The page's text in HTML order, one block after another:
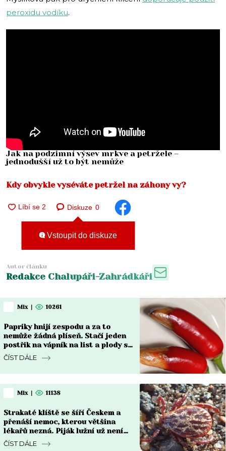
peroxidu vodíku.
Jak na podzimní výsev mrkve a petržele –
jednodušší už to být nemůže
Kdy obvykle vyséváte petržel na záhony vy?
Diskuze 0
Vstoupit do diskuze
Autor článku
Redakce Chalupáři-Zahrádkáři
Mix | 10261
Papriky hnijí zespodu a za to
nemůže žádná plíseň. Stačí jeden
postřik na vápník na list a plody se
vzpamatují do týdne
ČÍST DÁLE
Mix | 11138
Strakaté klíště se šíří Českem a
přenáší nemoc, kterou většina
lékařů nezná. Piják lužní už není
jen na Moravě
ČÍST DÁLE